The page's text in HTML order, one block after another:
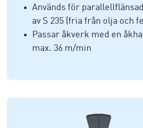
Används för
av S 235(fria från olja och
Passar åkverk med en
max. 36 m/min